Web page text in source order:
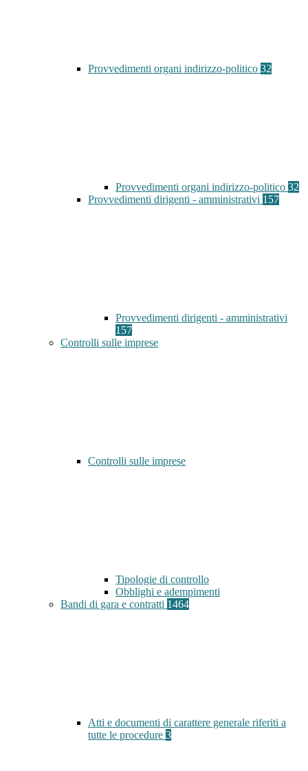
Provvedimenti organi indirizzo-politico 32
Provvedimenti organi indirizzo-politico 32
Provvedimenti dirigenti - amministrativi 157
Provvedimenti dirigenti - amministrativi
157
Controlli sulle imprese
Controlli sulle imprese
Tipologie di controllo
Obblighi e adempimenti
Bandi di gara e contratti 1464
Atti e documenti di carattere generale riferiti a
tutte le procedure 3